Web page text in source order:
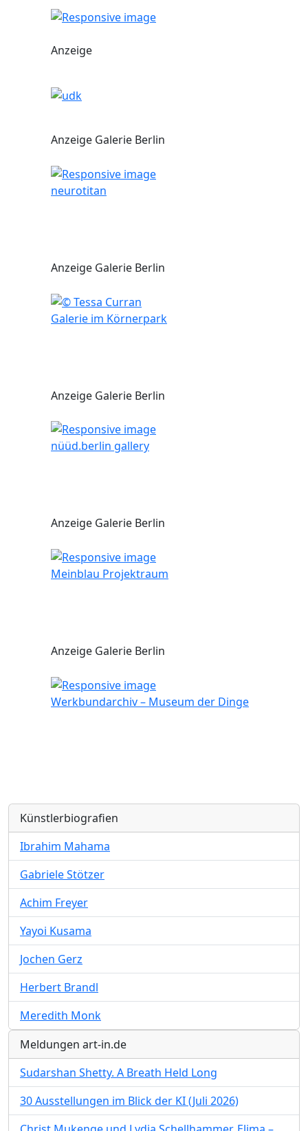
Anzeige
Anzeige Galerie Berlin
neurotitan
Anzeige Galerie Berlin
Galerie im Körnerpark
Anzeige Galerie Berlin
nüüd.berlin gallery
Anzeige Galerie Berlin
Meinblau Projektraum
Anzeige Galerie Berlin
Werkbundarchiv – Museum der Dinge
Künstlerbiografien
Ibrahim Mahama
Gabriele Stötzer
Achim Freyer
Yayoi Kusama
Jochen Gerz
Herbert Brandl
Meredith Monk
Meldungen art-in.de
Sudarshan Shetty. A Breath Held Long
30 Ausstellungen im Blick der KI (Juli 2026)